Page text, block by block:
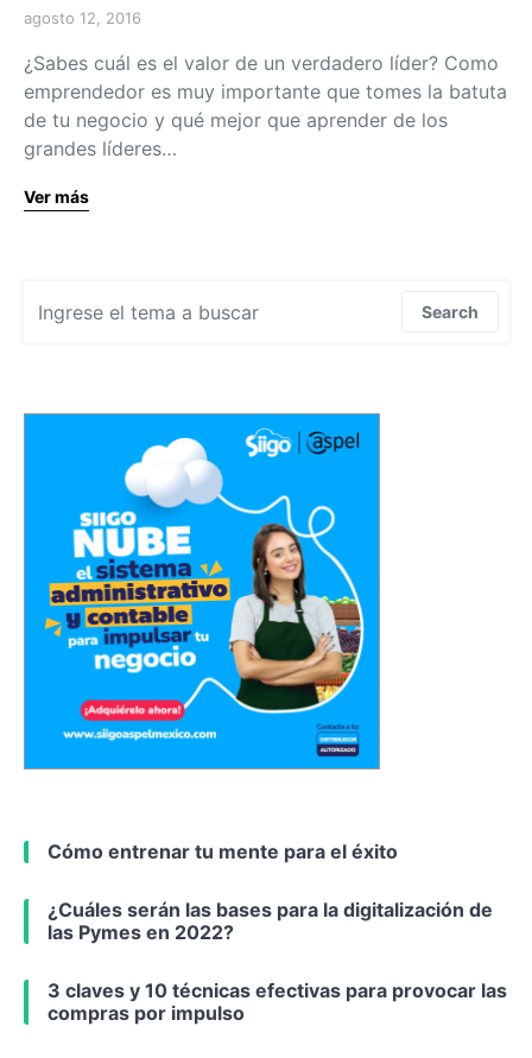
agosto 12, 2016
¿Sabes cuál es el valor de un verdadero líder? Como
emprendedor es muy importante que tomes la batuta
de tu negocio y qué mejor que aprender de los
grandes líderes…
Ver más
Search
Cómo entrenar tu mente para el éxito
¿Cuáles serán las bases para la digitalización de
las Pymes en 2022?
3 claves y 10 técnicas efectivas para provocar las
compras por impulso